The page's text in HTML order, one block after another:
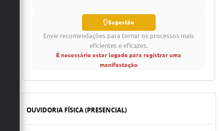
Sugestão
Envie recomendações para tornar os processos mais
eficientes e eficazes.
É necessário estar logado para registrar uma
manifestação
OUVIDORIA FÍSICA (PRESENCIAL)